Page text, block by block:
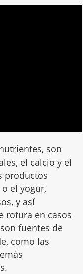
son
el calcio y el
productos
el yogur,
y así
rotura en casos
fuentes de
como las